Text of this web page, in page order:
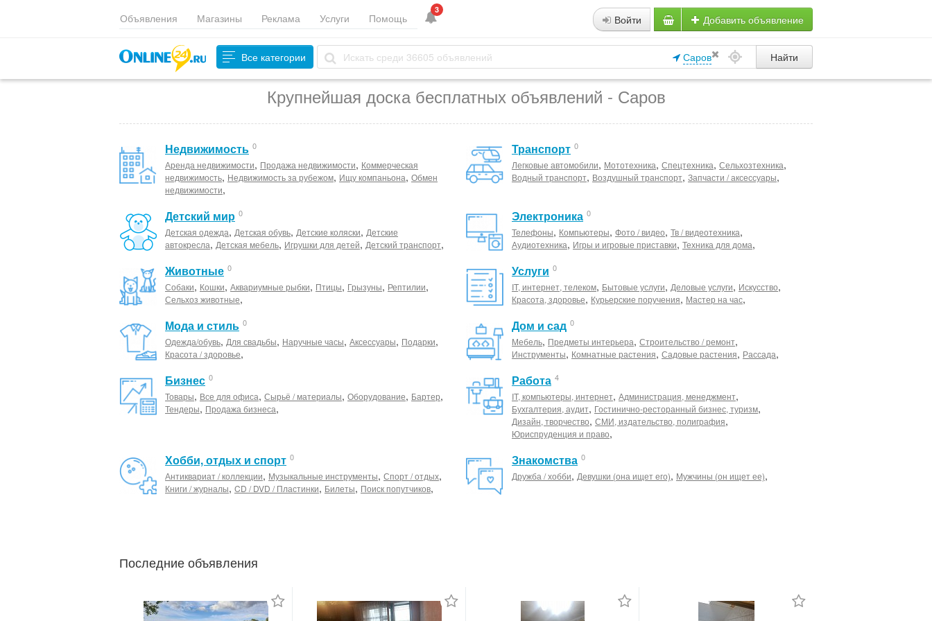
Объявления Магазины Реклама Услуги Помощь
3
Войти Добавить объявление
Все категории Саров Найти
Крупнейшая доска бесплатных объявлений - Саров
Недвижимость 0
Аренда недвижимости, Продажа недвижимости, Коммерческая
недвижимость, Недвижимость за рубежом, Ищу компаньона, Обмен
недвижимости,
Транспорт 0
Легковые автомобили, Мототехника, Спецтехника, Сельхозтехника,
Водный транспорт, Воздушный транспорт, Запчасти / аксессуары,
Детский мир 0
Детская одежда, Детская обувь, Детские коляски, Детские
автокресла, Детская мебель, Игрушки для детей, Детский транспорт,
Электроника 0
Телефоны, Компьютеры, Фото / видео, Тв / видеотехника,
Аудиотехника, Игры и игровые приставки, Техника для дома,
Животные 0
Собаки, Кошки, Аквариумные рыбки, Птицы, Грызуны, Рептилии,
Сельхоз животные,
Услуги 0
IT, интернет, телеком, Бытовые услуги, Деловые услуги, Искусство,
Красота, здоровье, Курьерские поручения, Мастер на час,
Мода и стиль 0
Одежда/обувь, Для свадьбы, Наручные часы, Аксессуары, Подарки,
Красота / здоровье,
Дом и сад 0
Мебель, Предметы интерьера, Строительство / ремонт,
Инструменты, Комнатные растения, Садовые растения, Рассада,
Бизнес 0
Товары, Все для офиса, Сырьё / материалы, Оборудование, Бартер,
Тендеры, Продажа бизнеса,
Работа 4
IT, компьютеры, интернет, Администрация, менеджмент,
Бухгалтерия, аудит, Гостинично-ресторанный бизнес, туризм,
Дизайн, творчество, СМИ, издательство, полиграфия,
Юриспруденция и право,
Хобби, отдых и спорт 0
Антиквариат / коллекции, Музыкальные инструменты, Спорт / отдых,
Книги / журналы, CD / DVD / Пластинки, Билеты, Поиск попутчиков,
Знакомства 0
Дружба / хобби, Девушки (она ищет его), Мужчины (он ищет ее),
Последние объявления